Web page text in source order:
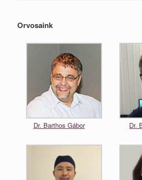
Orvosaink
Dr. Barthos Gábor Dr.